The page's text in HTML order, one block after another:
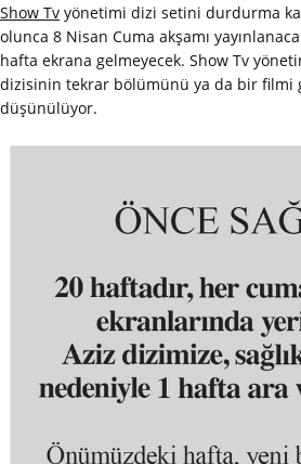
Show Tv yönetimi dizi setini durdurma
olunca 8 Nisan Cuma akşamı
hafta ekrana gelmeyecek. Show Tv
dizisinin tekrar bölümünü ya da bir filmi
düşünülüyor.